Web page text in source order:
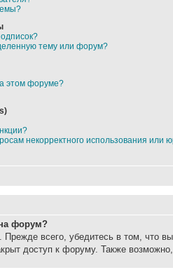
тему или форум?
этом форуме?
некорректного использования или
форум?
Прежде всего, убедитесь в том, что
доступ к форуму. Также